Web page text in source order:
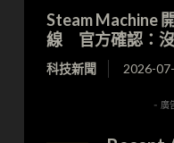
Steam Machine
線 官方確認：沒
科技新聞 2026-
- 廣